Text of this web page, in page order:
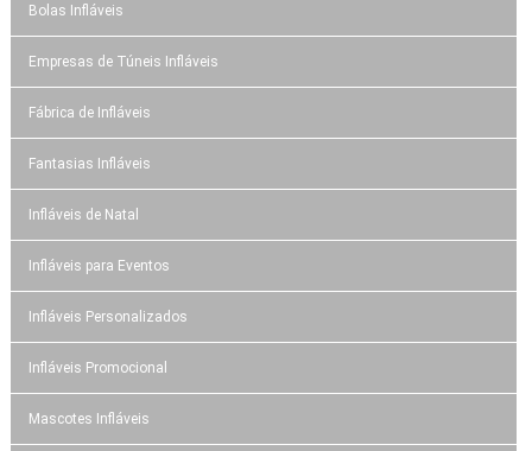
Bolas Infláveis
Empresas de Túneis Infláveis
Fábrica de Infláveis
Fantasias Infláveis
Infláveis de Natal
Infláveis para Eventos
Infláveis Personalizados
Infláveis Promocional
Mascotes Infláveis